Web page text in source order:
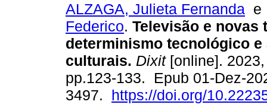
ALZAGA, Julieta Fernanda
Federico. Televisão e novas
determinismo tecnológico e
culturais. Dixit[online].
pp.123-133. Epub 01-Dez-
3497. https://doi.org/